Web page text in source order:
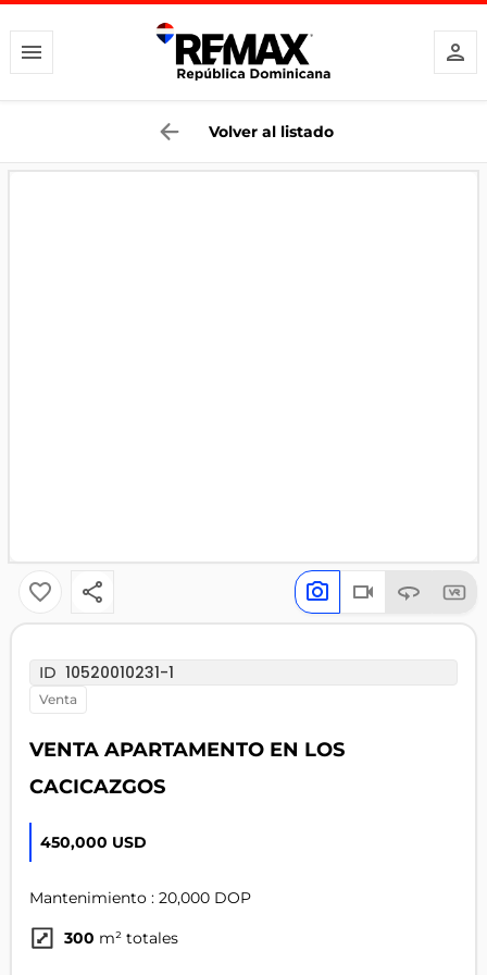
Volver al listado
ID 10520010231-1
venta
VENTA APARTAMENTO EN LOS
CACICAZGOS
450,000 USD
Mantenimiento : 20,000 DOP
300 m² totales